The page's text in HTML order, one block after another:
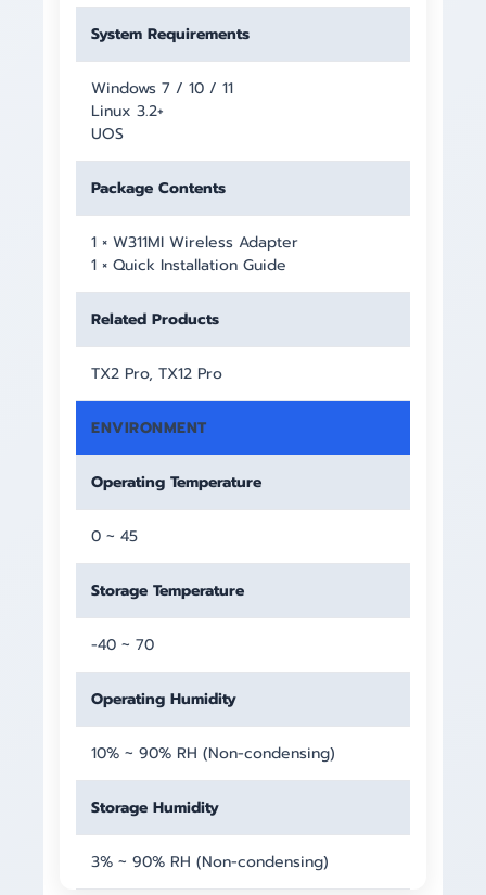
System Requirements
Windows 7 / 10 / 11
Linux 3.2+
UOS
Package Contents
1 × W311MI Wireless Adapter
1 × Quick Installation Guide
Related Products
TX2 Pro, TX12 Pro
ENVIRONMENT
Operating Temperature
0 ~ 45
Storage Temperature
-40 ~ 70
Operating Humidity
10% ~ 90% RH (Non-condensing)
Storage Humidity
3% ~ 90% RH (Non-condensing)